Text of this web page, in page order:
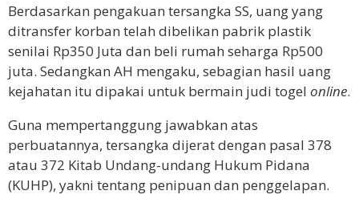
Berdasarkan pengakuan tersangka SS, uang yang
ditransfer korban telah dibelikan pabrik plastik
senilai Rp350 Juta dan beli rumah seharga Rp500
juta. Sedangkan AH mengaku, sebagian hasil uang
kejahatan itu dipakai untuk bermain judi togel online.
Guna mempertanggung jawabkan atas
perbuatannya, tersangka dijerat dengan pasal 378
atau 372 Kitab Undang-undang Hukum Pidana
(KUHP), yakni tentang penipuan dan penggelapan.